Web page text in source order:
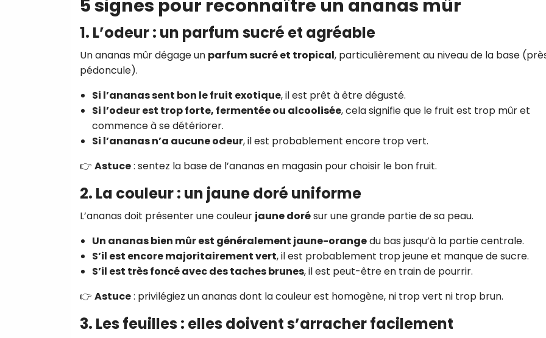
5 signes pour reconnaître un ananas mûr
1. L’odeur : un parfum sucré et agréable
Un ananas mûr dégage un parfum sucré et tropical, particulièrement au niveau de la base
pédoncule).
Si l’ananas sent bon le fruit exotique, il est prêt à être dégusté.
Si l’odeur est trop forte, fermentée ou alcoolisée, cela signifie que le fruit est trop mûr et
commence à se détériorer.
Si l’ananas n’a aucune odeur, il est probablement encore trop vert.
👉 Astuce: sentez la base de l’ananas en magasin pour choisir le bon fruit.
2. La couleur : un jaune doré uniforme
L’ananas doit présenter une couleur jaune dorésur une grande partie de sa peau.
Un ananas bien mûr est généralement jaune-orangedu bas jusqu’à la partie centrale.
S’il est encore majoritairement vert, il est probablement trop jeune et manque de sucre.
S’il est très foncé avec des taches brunes, il est peut-être en train de pourrir.
👉 Astuce: privilégiez un ananas dont la couleur est homogène, ni trop vert ni trop brun.
3. Les feuilles : elles doivent s’arracher facilement